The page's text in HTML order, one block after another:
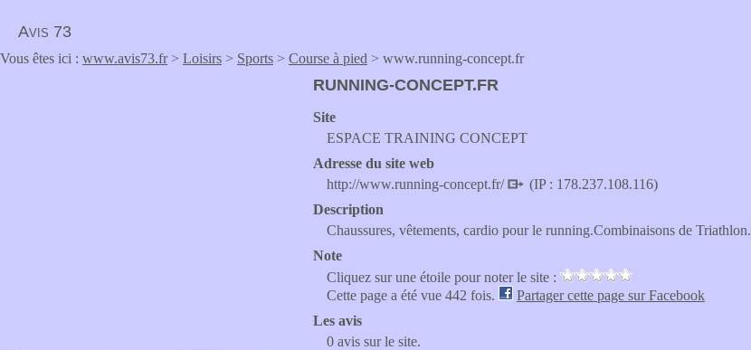
Avis 73
Vous êtes ici : www.avis73.fr> Loisirs > Sports > Course à pied > www.running-concept.fr
RUNNING-CONCEPT.FR
Site
ESPACE TRAINING CONCEPT
Adresse du site web
http://www.running-concept.fr/
(IP : 178.237.108.116)
Description
Chaussures, vêtements, cardio pour le running.Combinaisons de Triathlon.
Note
Cliquez sur une étoile pour noter le site :
Cette page a été vue 442 fois.
Partager cette page sur Facebook
Les avis
0 avis sur le site.